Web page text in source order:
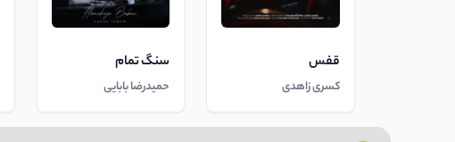
قفس
کسری زاهدی
سنگ تمام
حمیدرضا بابایی